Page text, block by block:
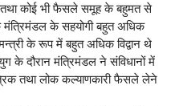
तथा कोई भी फैसले समूह के बहुमत से
के सहयोगी बहुत अधिक
के रूप में बहुत अधिक विद्वान थे
के दौरान मंत्रिमंडल ने संविधानों में
तथा लोक कल्याणकारी फैसले लेने